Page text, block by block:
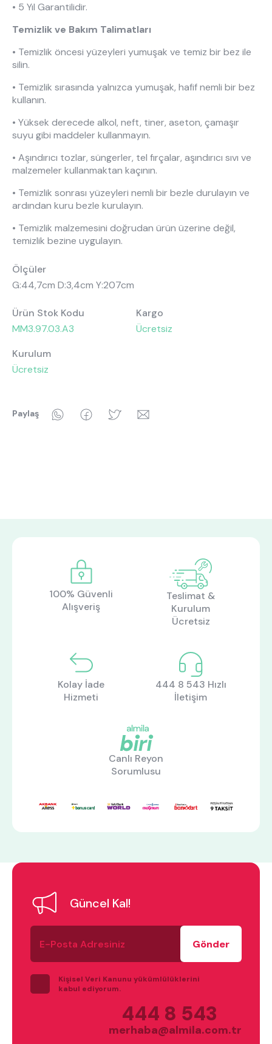
beşik
çocuk odası
oyuncu sandalyesi
• 5 Yıl Garantilidir.
Temizlik ve Bakım Talimatları
• Temizlik öncesi yüzeyleri yumuşak ve temiz bir bez ile
silin.
• Temizlik sırasında yalnızca yumuşak, hafif nemli bir bez
kullanın.
• Yüksek derecede alkol, neft, tiner, aseton, çamaşır
suyu gibi maddeler kullanmayın.
• Aşındırıcı tozlar, süngerler, tel fırçalar, aşındırıcı sıvı ve
malzemeler kullanmaktan kaçının.
• Temizlik sonrası yüzeyleri nemli bir bezle durulayın ve
ardından kuru bezle kurulayın.
• Temizlik malzemesini doğrudan ürün üzerine değil,
temizlik bezine uygulayın.
Ölçüler
G:44,7cm D:3,4cm Y:207cm
Ürün Stok Kodu
MM3.97.03.A3
Kargo
Ücretsiz
Kurulum
Ücretsiz
Paylaş WhatsAppFacebookTwitter
100% Güvenli
Alışveriş
Teslimat &
Kurulum
Ücretsiz
Kolay İade
Hizmeti
444 8 543 Hızlı
İletişim
Canlı Reyon
Sorumlusu
Güncel Kal!
E-
Posta
Adresiniz
Kişisel Veri Kanunu yükümlülüklerini
kabul ediyorum.
444 8 543
merhaba@almila.com.tr